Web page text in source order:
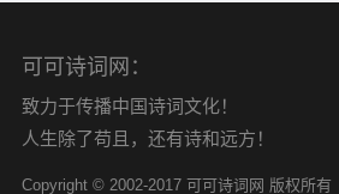
可可诗词网：
致力于传播中国诗词文化！
人生除了苟且，还有诗和远方！
Copyright © 2002-2017 可可诗词网 版权所有